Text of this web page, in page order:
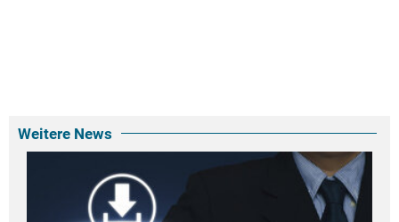
Weitere News